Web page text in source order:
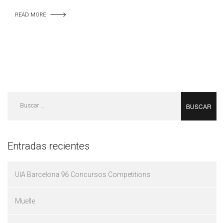
READ MORE
Entradas recientes
UIA Barcelona 96 Concursos Competitions
Muelle